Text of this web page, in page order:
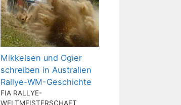
Mikkelsen und Ogier
schreiben in Australien
Rallye-WM-Geschichte
FIA RALLYE-
WELTMEISTERSCHAFT